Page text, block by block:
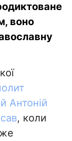
воно
Антоній
, коли